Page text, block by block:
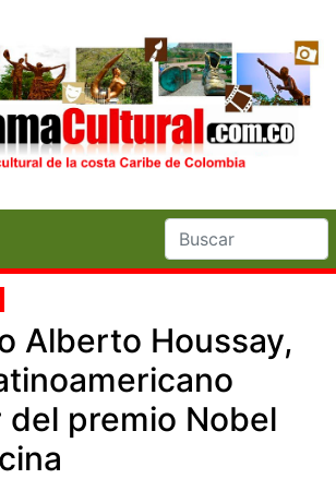
Alberto Houssay,
del premio Nobel